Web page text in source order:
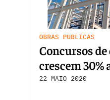
OBRAS PÚBLICAS
Concursos
crescem 30%
22 MAIO 2020